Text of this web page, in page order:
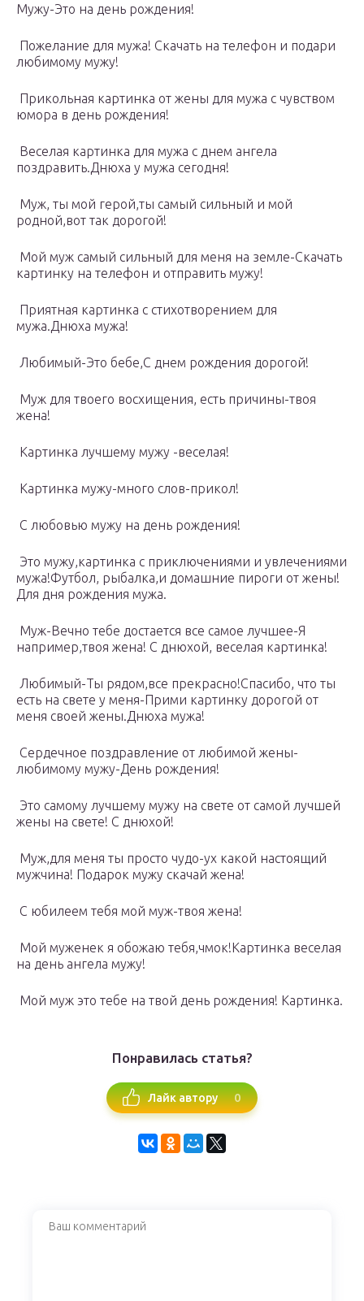
Мужу-Это на день рождения!
Пожелание для мужа! Скачать на телефон и подари
любимому мужу!
Прикольная картинка от жены для мужа с чувством
юмора в день рождения!
Веселая картинка для мужа с днем ангела
поздравить.Днюха у мужа сегодня!
Муж, ты мой герой,ты самый сильный и мой
родной,вот так дорогой!
Мой муж самый сильный для меня на земле-Скачать
картинку на телефон и отправить мужу!
Приятная картинка с стихотворением для
мужа.Днюха мужа!
Любимый-Это бебе,С днем рождения дорогой!
Муж для твоего восхищения, есть причины-твоя
жена!
Картинка лучшему мужу -веселая!
Картинка мужу-много слов-прикол!
С любовью мужу на день рождения!
Это мужу,картинка с приключениями и увлечениями
мужа!Футбол, рыбалка,и домашние пироги от жены!
Для дня рождения мужа.
Муж-Вечно тебе достается все самое лучшее-Я
например,твоя жена! С днюхой, веселая картинка!
Любимый-Ты рядом,все прекрасно!Спасибо, что ты
есть на свете у меня-Прими картинку дорогой от
меня своей жены.Днюха мужа!
Сердечное поздравление от любимой жены-
любимому мужу-День рождения!
Это самому лучшему мужу на свете от самой лучшей
жены на свете! С днюхой!
Муж,для меня ты просто чудо-ух какой настоящий
мужчина! Подарок мужу скачай жена!
С юбилеем тебя мой муж-твоя жена!
Мой муженек я обожаю тебя,чмок!Картинка веселая
на день ангела мужу!
Мой муж это тебе на твой день рождения! Картинка.
Понравилась статья?
Лайк автору 0